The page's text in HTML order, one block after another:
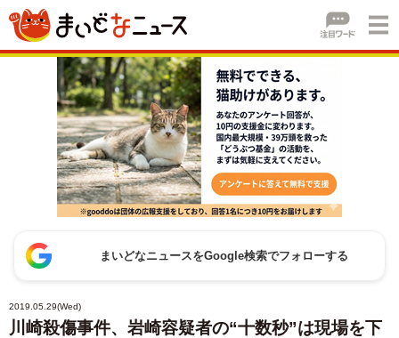
まいどなニュースをGoogle検索でフォローする
2019.05.29(Wed)
川崎殺傷事件、岩崎容疑者の“十数秒”は現場を下